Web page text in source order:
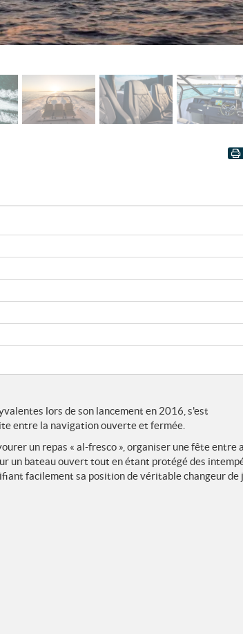
lors de son lancement en 2016, s'est
entre la navigation ouverte et fermée.
un repas « al-fresco », organiser une fête entre
un bateau ouvert tout en étant protégé des
facilement sa position de véritable changeur de